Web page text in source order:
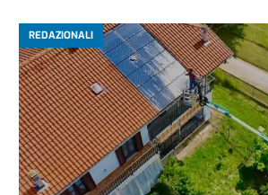
REDAZIONALI